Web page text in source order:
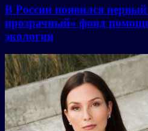
В России появился
прозрачный» фонд
экологии